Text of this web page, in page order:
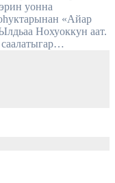
уонна
«Айар
Нохуоккун аат.